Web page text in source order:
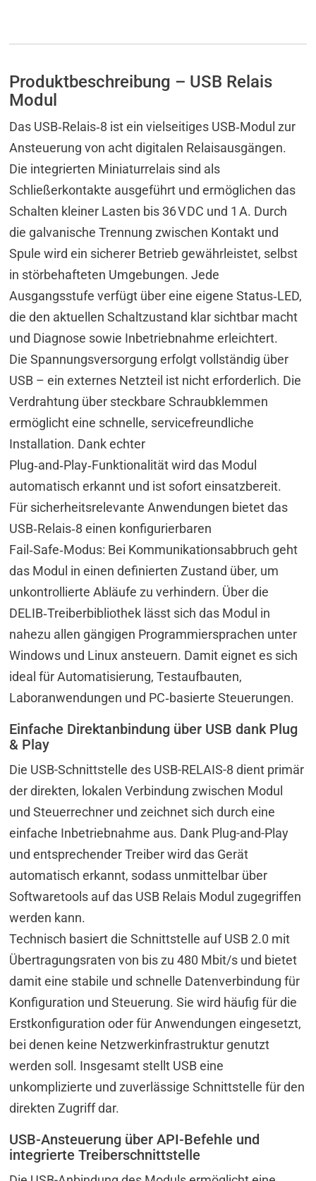
Produktbeschreibung – USB Relais
Modul
Das USB‑Relais‑8 ist ein vielseitiges USB‑Modul zur
Ansteuerung von acht digitalen Relaisausgängen.
Die integrierten Miniaturrelais sind als
Schließerkontakte ausgeführt und ermöglichen das
Schalten kleiner Lasten bis 36 V DC und 1 A. Durch
die galvanische Trennung zwischen Kontakt und
Spule wird ein sicherer Betrieb gewährleistet, selbst
in störbehafteten Umgebungen. Jede
Ausgangsstufe verfügt über eine eigene Status‑LED,
die den aktuellen Schaltzustand klar sichtbar macht
und Diagnose sowie Inbetriebnahme erleichtert.
Die Spannungsversorgung erfolgt vollständig über
USB – ein externes Netzteil ist nicht erforderlich. Die
Verdrahtung über steckbare Schraubklemmen
ermöglicht eine schnelle, servicefreundliche
Installation. Dank echter
Plug‑and‑Play‑Funktionalität wird das Modul
automatisch erkannt und ist sofort einsatzbereit.
Für sicherheitsrelevante Anwendungen bietet das
USB‑Relais‑8 einen konfigurierbaren
Fail‑Safe‑Modus: Bei Kommunikationsabbruch geht
das Modul in einen definierten Zustand über, um
unkontrollierte Abläufe zu verhindern. Über die
DELIB‑Treiberbibliothek lässt sich das Modul in
nahezu allen gängigen Programmiersprachen unter
Windows und Linux ansteuern. Damit eignet es sich
ideal für Automatisierung, Testaufbauten,
Laboranwendungen und PC‑basierte Steuerungen.
Einfache Direktanbindung über USB dank Plug
& Play
Die USB-Schnittstelle des USB-RELAIS-8 dient primär
der direkten, lokalen Verbindung zwischen Modul
und Steuerrechner und zeichnet sich durch eine
einfache Inbetriebnahme aus. Dank Plug-and-Play
und entsprechender Treiber wird das Gerät
automatisch erkannt, sodass unmittelbar über
Softwaretools auf das USB Relais Modul zugegriffen
werden kann.
Technisch basiert die Schnittstelle auf USB 2.0 mit
Übertragungsraten von bis zu 480 Mbit/s und bietet
damit eine stabile und schnelle Datenverbindung für
Konfiguration und Steuerung. Sie wird häufig für die
Erstkonfiguration oder für Anwendungen eingesetzt,
bei denen keine Netzwerkinfrastruktur genutzt
werden soll. Insgesamt stellt USB eine
unkomplizierte und zuverlässige Schnittstelle für den
direkten Zugriff dar.
USB-Ansteuerung über API-Befehle und
integrierte Treiberschnittstelle